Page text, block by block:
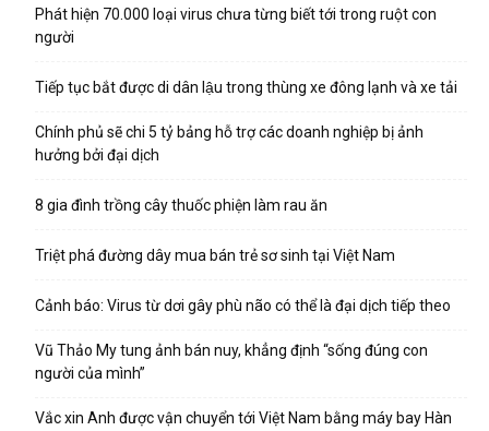
Phát hiện 70.000 loại virus chưa từng biết tới trong ruột con
người
Tiếp tục bắt được di dân lậu trong thùng xe đông lạnh và xe tải
Chính phủ sẽ chi 5 tỷ bảng hỗ trợ các doanh nghiệp bị ảnh
hưởng bởi đại dịch
8 gia đình trồng cây thuốc phiện làm rau ăn
Triệt phá đường dây mua bán trẻ sơ sinh tại Việt Nam
Cảnh báo: Virus từ dơi gây phù não có thể là đại dịch tiếp theo
Vũ Thảo My tung ảnh bán nuy, khẳng định “sống đúng con
người của mình”
Vắc xin Anh được vận chuyển tới Việt Nam bằng máy bay Hàn